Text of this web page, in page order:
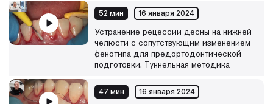
Каждый месяц библиотека видеолекций будет
пополняться новыми материалами.
52 мин 16 января 2024
Устранение рецессии десны на нижней
челюсти с сопутствующим изменением
фенотипа для предортодонтической
подготовки. Туннельная методика
47 мин 16 января 2024